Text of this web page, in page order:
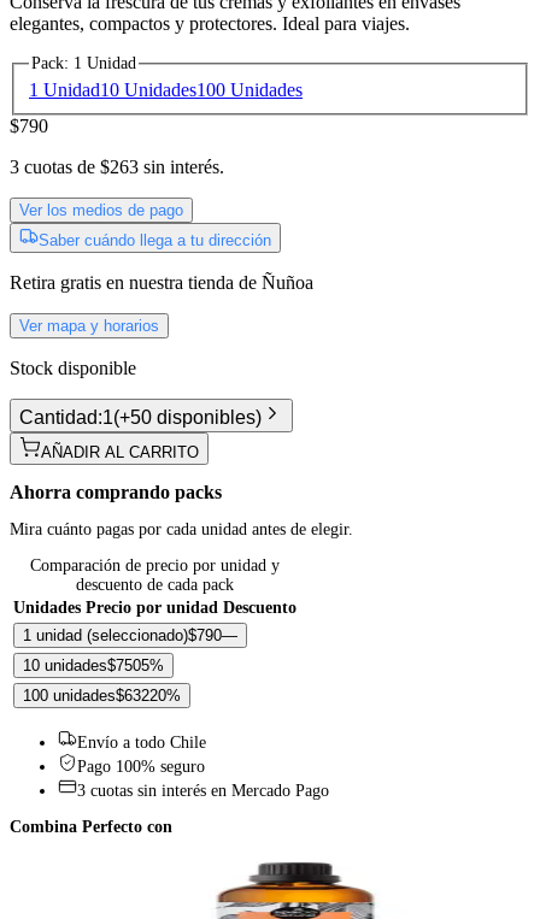
elegantes, compactos y protectores. Ideal para viajes.
Pack: 1 Unidad
1 Unidad10 Unidades100 Unidades
$790
3 cuotas de $263 sin interés.
Ver los medios de pago
Saber cuándo llega a tu dirección
Retira gratis en nuestra tienda de Ñuñoa
Ver mapa y horarios
Stock disponible
Cantidad:1(+50 disponibles)
AÑADIR AL CARRITO
Ahorra comprando packs
Mira cuánto pagas por cada unidad antes de elegir.
Comparación de precio por unidad y
descuento de cada pack
Unidades Precio por unidad Descuento
1 unidad (seleccionado)$790—
10 unidades$7505%
100 unidades$63220%
Envío a todo Chile
Pago 100% seguro
3 cuotas sin interés en Mercado Pago
Combina Perfecto con